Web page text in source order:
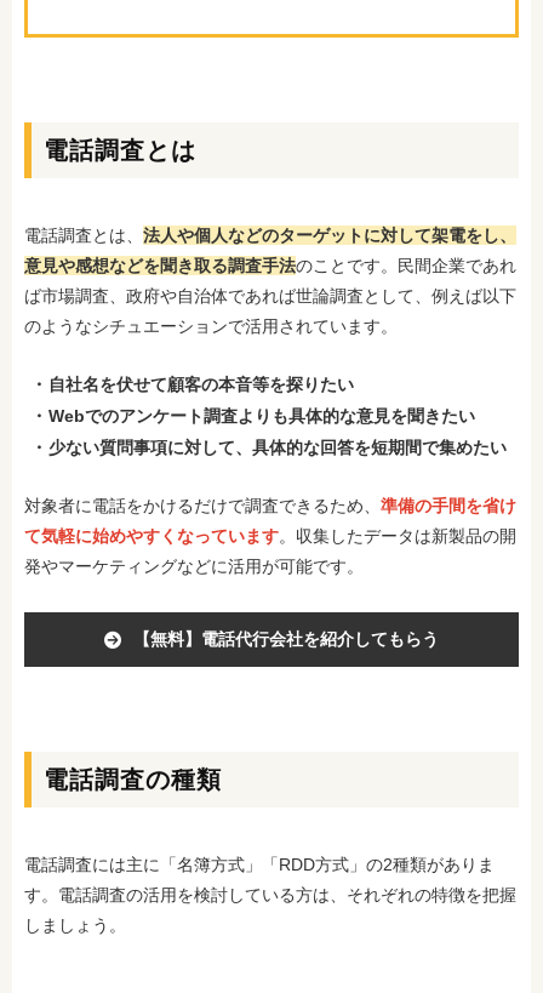
電話調査とは
電話調査とは、 法人や個人などのターゲットに対して架電をし、
意見や感想などを聞き取る調査手法のことです。民間企業であれ
ば市場調査、政府や自治体であれば世論調査として、例えば以下
のようなシチュエーションで活用されています。
自社名を伏せて顧客の本音等を探りたい
Webでのアンケート調査よりも具体的な意見を聞きたい
少ない質問事項に対して、具体的な回答を短期間で集めたい
対象者に電話をかけるだけで調査できるため、 準備の手間を省け
て気軽に始めやすくなっています。収集したデータは新製品の開
発やマーケティングなどに活用が可能です。
【無料】電話代行会社を紹介してもらう
電話調査の種類
電話調査には主に「名簿方式」「RDD方式」の2種類がありま
す。電話調査の活用を検討している方は、それぞれの特徴を把握
しましょう。